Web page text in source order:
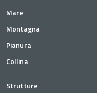
Mare
Montagna
Pianura
Collina
Strutture